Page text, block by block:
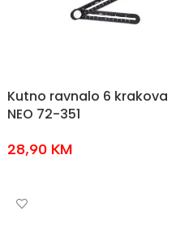
Kutno ravnalo 6 krakova
NEO 72-351
28,90 KM